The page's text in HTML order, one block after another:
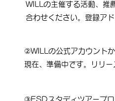
WILLの主催する活動、推
合わせください。登録ア
​②WILLの公式アカウント
現在、準備中です。リリ
​③ESDスタディツアープ